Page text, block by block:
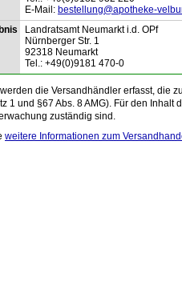
E-Mail: bestellung@apotheke-
Landratsamt Neumarkt i.d. OPf
Nürnberger Str. 1
92318 Neumarkt
Tel.: +49(0)9181 470-0
die Versandhändler erfasst, die
1 und §67 Abs. 8 AMG). Für den
zuständig sind.
weitere Informationen zum